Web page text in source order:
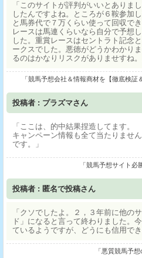
「このサイトが評判がいいとありま
したんですよね。ところが６鞍参加
と馬券代で７万くらい使って回収で
レースは馬連くらいなら自分で予想
した。重賞レースはセントラト記念
ークスでした。悪徳がどうかわかり
るのはかなりリスクがありませすね。
「競馬予想会社＆情報商材を【徹底検
投稿者 : プラズマさん
「ここは、的中結果捏造してます。
キャンペーン情報も全て当たりませ
です。」
「競馬予想サイト
投稿者 : 匿名で投稿さん
「クソでしたよ。２，３年前に他の
ド」になると言って終わりました。
ているようですが、どうにも信用でき
「悪質競馬予